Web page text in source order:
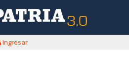
Ingresar